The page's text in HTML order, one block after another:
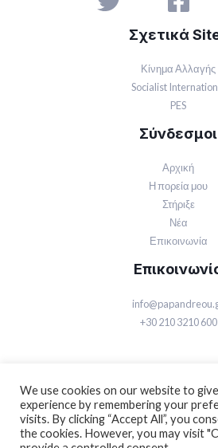
Σχετικά
Κίνημα Αλλαγής
Socialist
PES
Σύνδεσμοι
Αρχική
Η πορεία μου
Στήριξε
Νέα
Επικοινωνία
+30 210 3210 600
© 2026 Γιώργος Α. Παπανδρέου | Powered
We use cookies on our website to
experience by remembering your
visits. By clicking “Accept All”, you
the cookies. However, you may visit